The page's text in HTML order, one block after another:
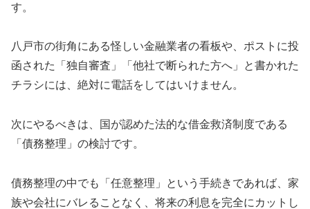
す。
八戸市の街角にある怪しい金融業者の看板や、ポストに投
函された「独自審査」「他社で断られた方へ」と書かれた
チラシには、絶対に電話をしてはいけません。
次にやるべきは、国が認めた法的な借金救済制度である
「債務整理」の検討です。
債務整理の中でも「任意整理」という手続きであれば、家
族や会社にバレることなく、将来の利息を完全にカットし